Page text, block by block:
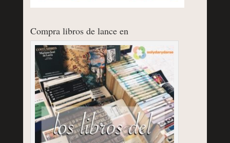
Compra libros de lance en